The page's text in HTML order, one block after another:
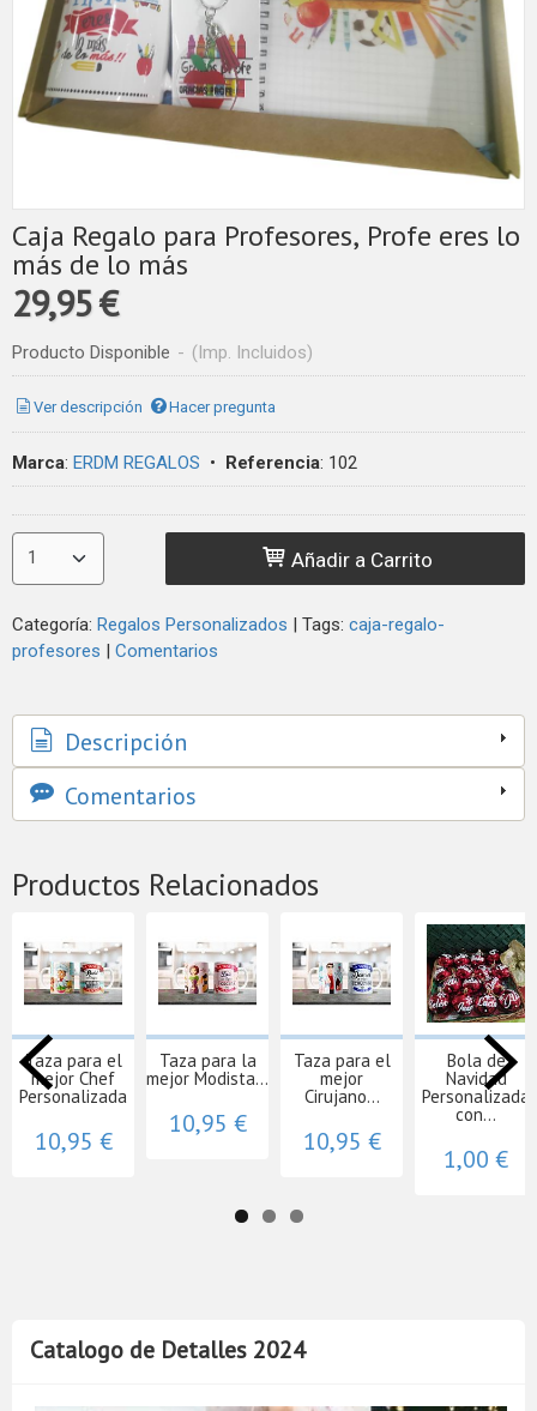
Catalogo de Detalles 2024
Caja Regalo para Profesores, Profe eres lo
más de lo más
29,95 €
Producto Disponible - (Imp. Incluidos)
Ver descripción Hacer pregunta
Marca: ERDM REGALOS • Referencia: 102
Añadir a Carrito
Categoría: Regalos Personalizados | Tags: caja-regalo-
profesores | Comentarios
Descripción
Comentarios
Productos Relacionados
Taza para el
mejor Chef
Personalizada
10,95 €
Taza para la
mejor Modista...
10,95 €
Taza para el
mejor
Cirujano...
10,95 €
Bola de
Navidad
Personalizada
con...
1,00 €